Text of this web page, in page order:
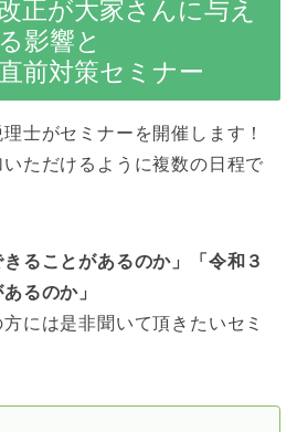
正が大家さんに与え
る影響と
前対策セミナー
士がセミナーを開催します！
ただけるように複数の日程で
きることがあるのか」「令和３
るのか」
には是非聞いて頂きたいセミ